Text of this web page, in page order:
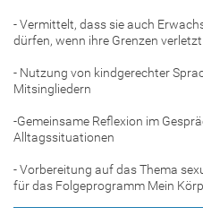
- Vermittelt, dass sie auch
dürfen, wenn ihre Grenzen
- Nutzung von kindgerechter
Mitsingliedern
-Gemeinsame Reflexion im
Alltagssituationen
- Vorbereitung auf das Thema
für das Folgeprogramm Mein